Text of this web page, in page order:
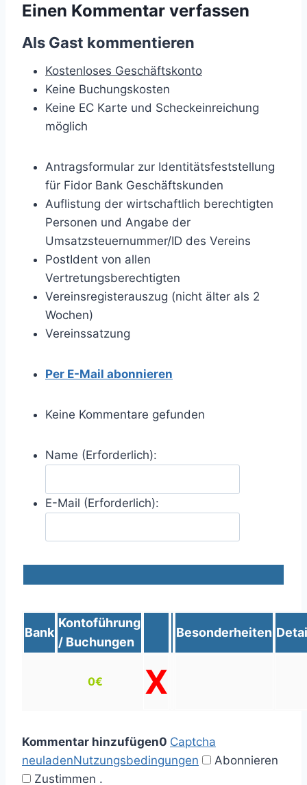
Einen Kommentar verfassen
Als Gast kommentieren
Kostenloses Geschäftskonto
Keine Buchungskosten
Keine EC Karte und Scheckeinreichung
möglich
Antragsformular zur Identitätsfeststellung
für Fidor Bank Geschäftskunden
Auflistung der wirtschaftlich berechtigten
Personen und Angabe der
Umsatzsteuernummer/ID des Vereins
PostIdent von allen
Vertretungsberechtigten
Vereinsregisterauszug (nicht älter als 2
Wochen)
Vereinssatzung
Per E-Mail abonnieren
Keine Kommentare gefunden
Name (Erforderlich):
E-Mail (Erforderlich):
Bank
Kontoführung
/ Buchungen
Besonderheiten
0€ X
Kommentar hinzufügen0 Captcha
neuladenNutzungsbedingungen
Abonnieren
Zustimmen .